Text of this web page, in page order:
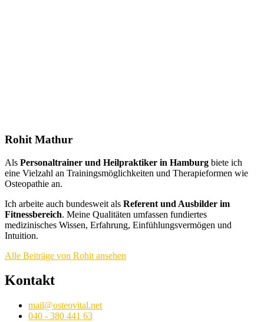
Rohit Mathur
Als Personaltrainer und Heilpraktiker in Hamburg biete ich
eine Vielzahl an Trainingsmöglichkeiten und Therapieformen wie
Osteopathie an.
Ich arbeite auch bundesweit als Referent und Ausbilder im
Fitnessbereich. Meine Qualitäten umfassen fundiertes
medizinisches Wissen, Erfahrung, Einfühlungsvermögen und
Intuition.
Alle Beiträge von Rohit ansehen
Kontakt
mail@osteovital.net
040 - 380 441 63